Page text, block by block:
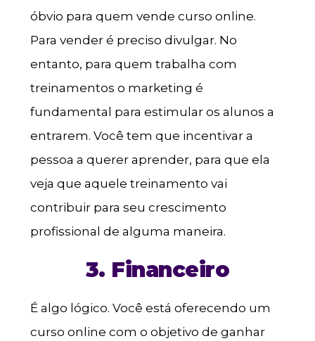
óbvio para quem vende curso online.
Para vender é preciso divulgar. No
entanto, para quem trabalha com
treinamentos o marketing é
fundamental para estimular os alunos a
entrarem. Você tem que incentivar a
pessoa a querer aprender, para que ela
veja que aquele treinamento vai
contribuir para seu crescimento
profissional de alguma maneira.
3. Financeiro
É algo lógico. Você está oferecendo um
curso online com o objetivo de ganhar